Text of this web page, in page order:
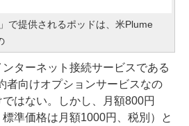
で提供されるポッドは、米Plume
ターネット接続サービスである
者向けオプションサービスなの
はない。しかし、月額800円
標準価格は月額1000円、税別）と